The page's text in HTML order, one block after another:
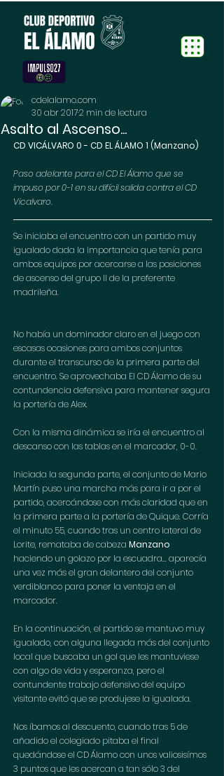
Asalto al Ascenso...
cdelalamo.com
30 abr 20172 min de lectura
CD VICÁLVARO 0 - CD EL ÁLAMO 1 (Manzano)
Paso adelante para el CD El Álamo que se
impuso por 0-1 en su difícil salida contra el CD
Vicalvaro.
Se iniciaba el encuentro con un partido muy
igualado dada la importancia que tenía para
ambos equipos por acercarse a las posiciones
de ascenso del grupo II de la preferente
madrileña.
No había un dominador claro en el juego con
escasas ocasiones para ambos conjuntos
durante el transcurso de la primera parte del
encuentro. Se aprovechaba El CD Álamo de su
contundencia defensiva para mantener segura
la portería de Alex.
Con la misma dinámica se iría el encuentro al
descanso con las tablas en el marcador, 0-0.
Iniciada la segunda parte, el conjunto de Mario
Martín puso una marcha más para ir a por el
partido, acercándose con más claridad que en
la primera parte a la portería de Quique. Corría
el minuto 55, cuando tras un centro lateral de
Lorite, remataba de cabeza Manzano
haciendo un golazo por la escuadra... aparecía
una vez más el gran delantero del conjunto
verdiblanco para poner la ventaja en el
marcador.
En la continuación, el partido se mantuvo muy
igualado, con alguna llegada más del conjunto
local que buscaba un gol que les mantuviese
con algo de vida y esperanza, pero el
contundente trabajo defensivo del equipo
visitante evitó que se produjese la igualada.
Nos íbamos al descuento, cuando tras 5 de
añadido el colegiado pitaba el final
quedándose el CD Álamo con unos valiosisímos
3 puntos que les acercan a tan sólo 3 del